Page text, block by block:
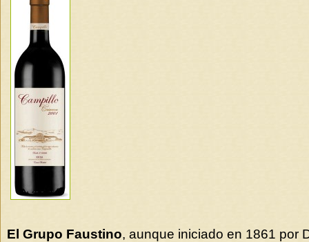
El Grupo Faustino, aunque iniciado en 1861 por